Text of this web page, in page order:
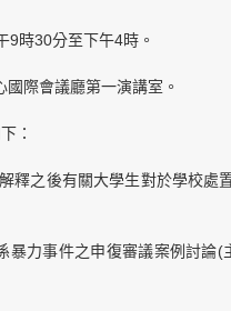
9時30分至下午4時。
際會議廳第一演講室。
：
釋之後有關大學生對於學校處
暴力事件之申復審議案例討論(